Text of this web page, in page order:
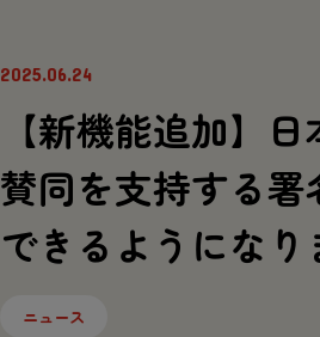
2025.06.24
【新機能追加】
賛同を支持する
できるようになり
ニュース